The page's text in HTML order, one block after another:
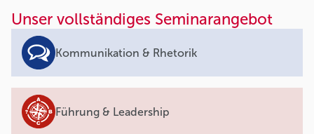
Unser vollständiges Seminarangebot
Kommunikation & Rhetorik
Führung & Leadership